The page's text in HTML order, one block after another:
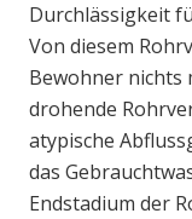
Durchlässigkeit
Von diesem
Bewohner nichts
drohende
atypische
das
Endstadium der